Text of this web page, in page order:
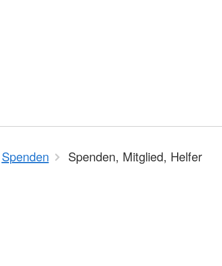
Spenden Spenden, Mitglied, Helfer